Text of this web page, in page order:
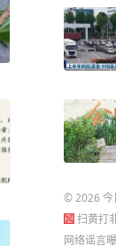
©2026今
扫黄打
网络谣言